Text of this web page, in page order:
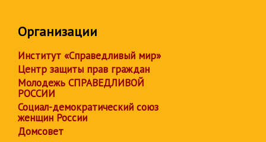
Организации
Институт «Справедливый мир»
Центр защиты прав граждан
Молодежь СПРАВЕДЛИВОЙ
РОССИИ
Социал-демократический союз
женщин России
Домсовет